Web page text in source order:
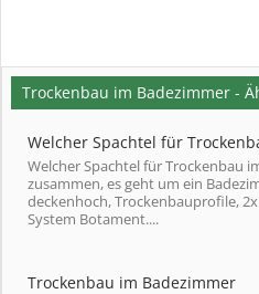
Trockenbau im Badezimmer -
Welcher Spachtel für
Welcher Spachtel für Trockenbau
zusammen, es geht um ein
deckenhoch, Trockenbauprofile,
System Botament....
Trockenbau im Badezimmer